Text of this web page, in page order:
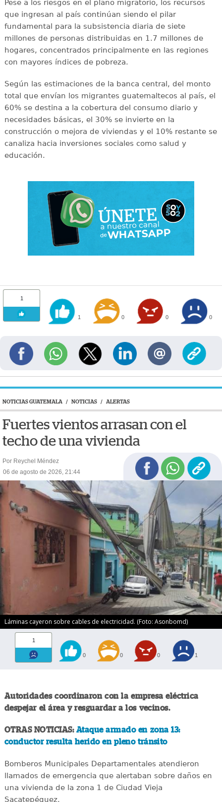
Pese a los riesgos en el plano migratorio, los recursos
que ingresan al país continúan siendo el pilar
fundamental para la subsistencia diaria de siete
millones de personas distribuidas en 1.7 millones de
hogares, concentrados principalmente en las regiones
con mayores índices de pobreza.
Según las estimaciones de la banca central, del monto
total que envían los migrantes guatemaltecos al país, el
60% se destina a la cobertura del consumo diario y
necesidades básicas, el 30% se invierte en la
construcción o mejora de viviendas y el 10% restante se
canaliza hacia inversiones sociales como salud y
educación.
1
1 0 0 0
NOTICIAS GUATEMALA / NOTICIAS / ALERTAS
Fuertes vientos arrasan con el
techo de una vivienda
Por Reychel Méndez
06 de agosto de 2026, 21:44
Láminas cayeron sobre cables de electricidad. (Foto: Asonbomd)
1
0 0 0 1
Autoridades coordinaron con la empresa eléctrica
despejar el área y resguardar a los vecinos.
OTRAS NOTICIAS: Ataque armado en zona 13:
conductor resulta herido en pleno tránsito
Bomberos Municipales Departamentales atendieron
llamados de emergencia que alertaban sobre daños en
una vivienda de la zona 1 de Ciudad Vieja
Sacatepéquez.